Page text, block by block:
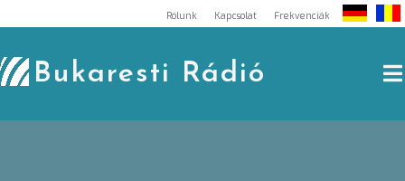
to
content
Rólunk Kapcsolat Frekvenciák
Bukaresti Rádió